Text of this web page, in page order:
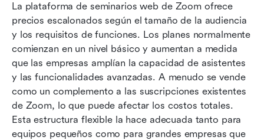
La plataforma de seminarios web de Zoom ofrece
precios escalonados según el tamaño de la audiencia
y los requisitos de funciones. Los planes normalmente
comienzan en un nivel básico y aumentan a medida
que las empresas amplían la capacidad de asistentes
y las funcionalidades avanzadas. A menudo se vende
como un complemento a las suscripciones existentes
de Zoom, lo que puede afectar los costos totales.
Esta estructura flexible la hace adecuada tanto para
equipos pequeños como para grandes empresas que